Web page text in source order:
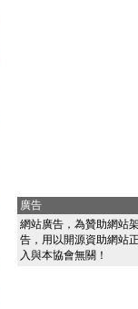
廣告
網站廣告，為贊助網站
告，用以開源資助網站
入與本協會無關！